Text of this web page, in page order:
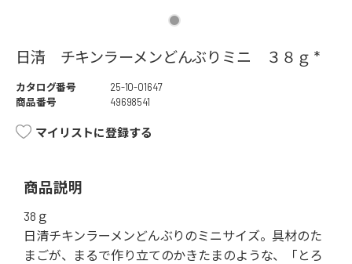
日清 チキンラーメンどんぶりミニ ３８ｇ *
カタログ番号
25-10-01647
商品番号
49698541
マイリストに登録する
商品説明
38ｇ
日清チキンラーメンどんぶりのミニサイズ。具材のた
まごが、まるで作り立てのかきたまのような、「とろ